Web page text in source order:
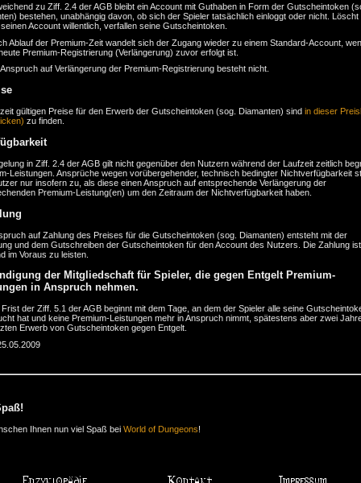
zu Ziff. 2.4 der AGB bleibt ein Account mit Guthaben in Form der Gutscheintoken
bestehen, unabhängig davon, ob sich der Spieler tatsächlich einloggt oder nicht. Löscht
Account willentlich, verfallen seine Gutscheintoken.
Ablauf der Premium-Zeit wandelt sich der Zugang wieder zu einem Standard-Account,
Premium-Registrierung (Verlängerung) zuvor erfolgt ist.
auf Verlängerung der Premium-Registrierung besteht nicht.
gültigen Preise für den Erwerb der Gutscheintoken (sog. Diamanten) sind in dieser
zu finden.
in Ziff. 2.4 der AGB gilt nicht gegenüber den Nutzern während der Laufzeit zeitlich
Leistungen. Ansprüche wegen vorübergehender, technisch bedingter Nichtverfügbarkeit
nur insofern zu, als diese einen Anspruch auf entsprechende Verlängerung der
Premium-Leistung(en) um den Zeitraum der Nichtverfügbarkeit haben.
auf Zahlung des Preises für die Gutscheintoken (sog. Diamanten) entsteht mit der
und dem Gutschreiben der Gutscheintoken für den Account des Nutzers. Die Zahlung
im Voraus zu leisten.
der Mitgliedschaft für Spieler, die gegen Entgelt Premium-
in Anspruch nehmen.
der Ziff. 5.1 der AGB beginnt mit dem Tage, an dem der Spieler alle seine
hat und keine Premium-Leistungen mehr in Anspruch nimmt, spätestens aber zwei
Erwerb von Gutscheintoken gegen Entgelt.
Ihnen nun viel Spaß bei World of Dungeons!